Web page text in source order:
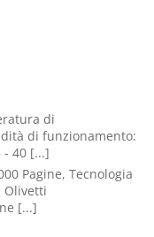
di
di funzionamento:
40 [...]
Pagine, Tecnologia
Olivetti
[...]